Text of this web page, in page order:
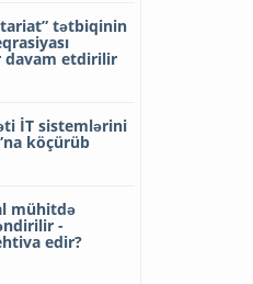
tətbiqinin
davam etdirilir
İT sistemlərini
köçürüb
mühitdə
-
edir?